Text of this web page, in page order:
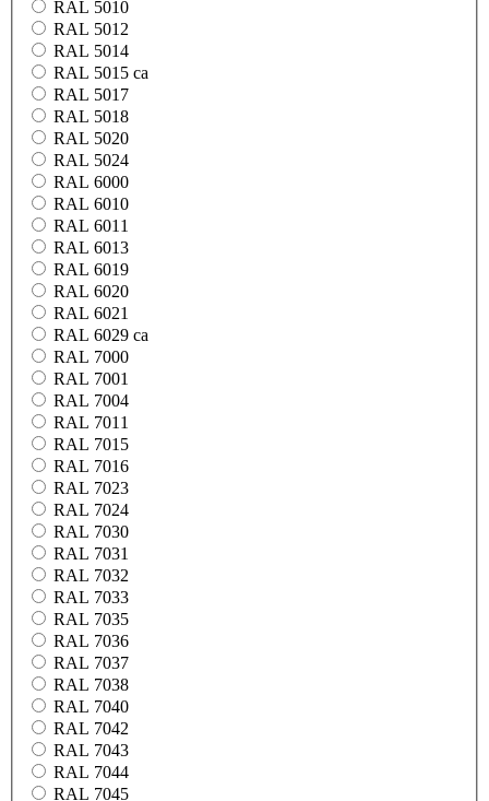
RAL 5010
RAL 5012
RAL 5014
RAL 5015 ca
RAL 5017
RAL 5018
RAL 5020
RAL 5024
RAL 6000
RAL 6010
RAL 6011
RAL 6013
RAL 6019
RAL 6020
RAL 6021
RAL 6029 ca
RAL 7000
RAL 7001
RAL 7004
RAL 7011
RAL 7015
RAL 7016
RAL 7023
RAL 7024
RAL 7030
RAL 7031
RAL 7032
RAL 7033
RAL 7035
RAL 7036
RAL 7037
RAL 7038
RAL 7040
RAL 7042
RAL 7043
RAL 7044
RAL 7045